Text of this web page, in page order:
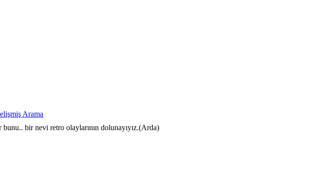
Arama
bunu.. bir nevi retro olaylarının dolunayıyız.(Arda)